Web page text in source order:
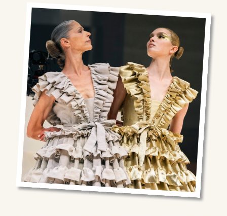
Facebook
Instagram
Youtube
TikTok
X(Twitter)